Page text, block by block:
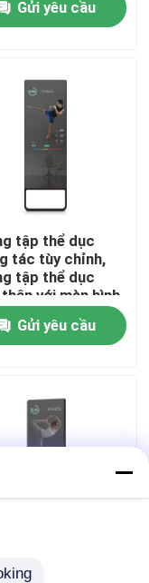
Gửi yêu cầu
tập thể dục
tác tùy chỉnh,
tập thể dục
với màn hình
Gửi yêu cầu
tác 21,5